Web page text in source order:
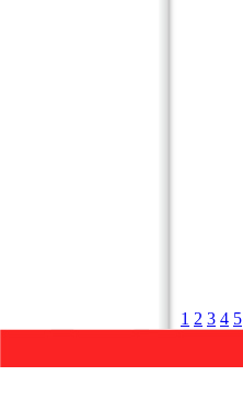
1 2 3 4 5